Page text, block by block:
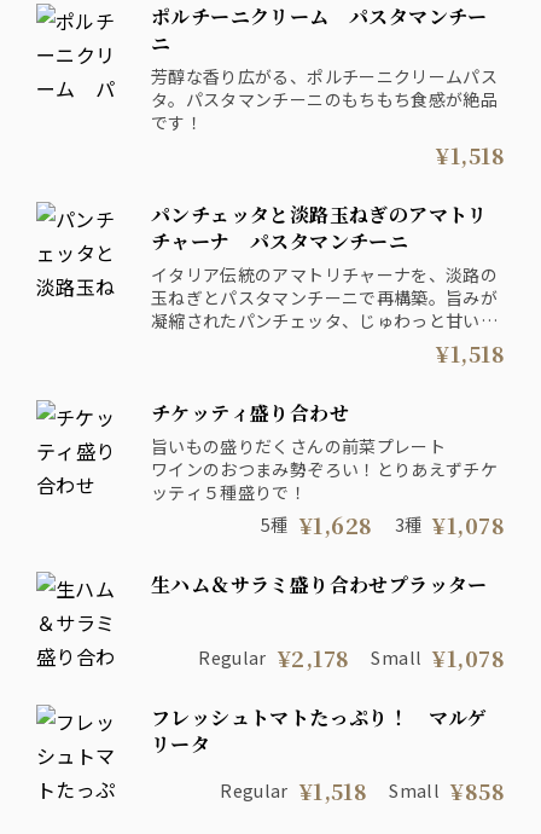
ポルチーニクリーム パスタマンチー
ニ
芳醇な香り広がる、ポルチーニクリームパス
タ。パスタマンチーニのもちもち食感が絶品
です！
¥1,518
パンチェッタと淡路玉ねぎのアマトリ
チャーナ パスタマンチーニ
イタリア伝統のアマトリチャーナを、淡路の
玉ねぎとパスタマンチーニで再構築。旨みが
凝縮されたパンチェッタ、じゅわっと甘い淡
路玉ねぎ。噛みしめるほどに広がるパスタマ
ンチーニの力強い味わいをお楽しみください
¥1,518
チケッティ盛り合わせ
旨いもの盛りだくさんの前菜プレート
ワインのおつまみ勢ぞろい！とりあえずチケ
ッティ５種盛りで！
5種 ¥1,628 3種 ¥1,078
生ハム＆サラミ盛り合わせプラッター
Regular ¥2,178 Small ¥1,078
フレッシュトマトたっぷり！ マルゲ
リータ
Regular ¥1,518 Small ¥858